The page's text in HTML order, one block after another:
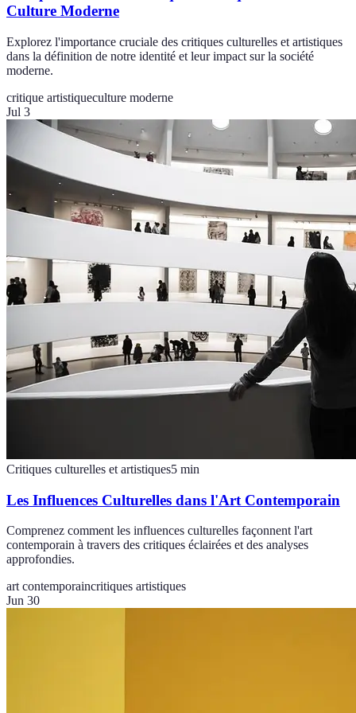
Culture Moderne
Explorez l'importance cruciale des critiques culturelles et artistiques
dans la définition de notre identité et leur impact sur la société
moderne.
critique artistiqueculture moderne
Jul 3
Critiques culturelles et artistiques5 min
Les Influences Culturelles dans l'Art Contemporain
Comprenez comment les influences culturelles façonnent l'art
contemporain à travers des critiques éclairées et des analyses
approfondies.
art contemporaincritiques artistiques
Jun 30